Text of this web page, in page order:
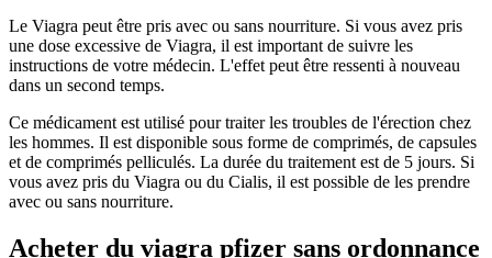
Le Viagra peut être pris avec ou sans nourriture. Si vous avez pris
une dose excessive de Viagra, il est important de suivre les
instructions de votre médecin. L'effet peut être ressenti à nouveau
dans un second temps.
Ce médicament est utilisé pour traiter les troubles de l'érection chez
les hommes. Il est disponible sous forme de comprimés, de capsules
et de comprimés pelliculés. La durée du traitement est de 5 jours. Si
vous avez pris du Viagra ou du Cialis, il est possible de les prendre
avec ou sans nourriture.
Acheter du viagra pfizer sans ordonnance